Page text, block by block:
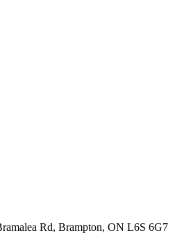
Rd, Brampton, ON L6S 6G7